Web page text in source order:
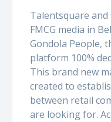
Talentsquare and
FMCG media in
Gondola People,
platform 100%
This brand new
created to
between retail
are looking for.